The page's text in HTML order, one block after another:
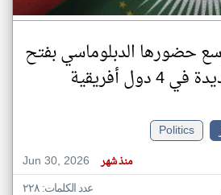
حضورها الدبلوماسي بفتح
أفريقية
Politics
Jun 30, 2026
منذ شهر
عدد الكلمات: ٢٢٨